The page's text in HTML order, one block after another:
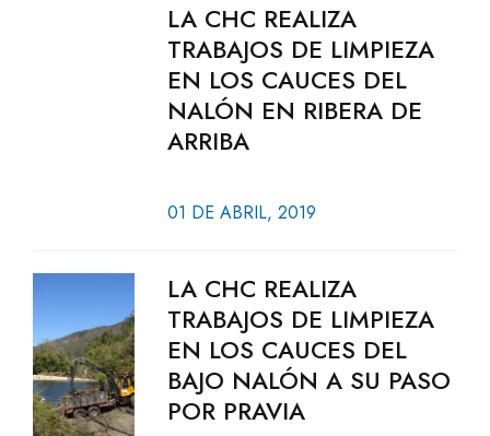
LA CHC REALIZA
TRABAJOS DE LIMPIEZA
EN LOS CAUCES DEL
NALÓN EN RIBERA DE
ARRIBA
01 DE ABRIL, 2019
LA CHC REALIZA
TRABAJOS DE LIMPIEZA
EN LOS CAUCES DEL
BAJO NALÓN A SU PASO
POR PRAVIA